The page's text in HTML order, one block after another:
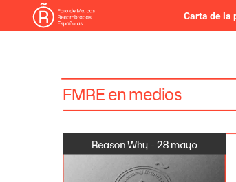
Carta de la
FMRE en medios
ReasonWhy - 28 mayo